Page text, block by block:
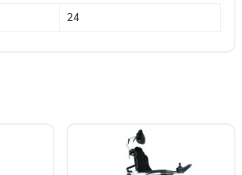
24